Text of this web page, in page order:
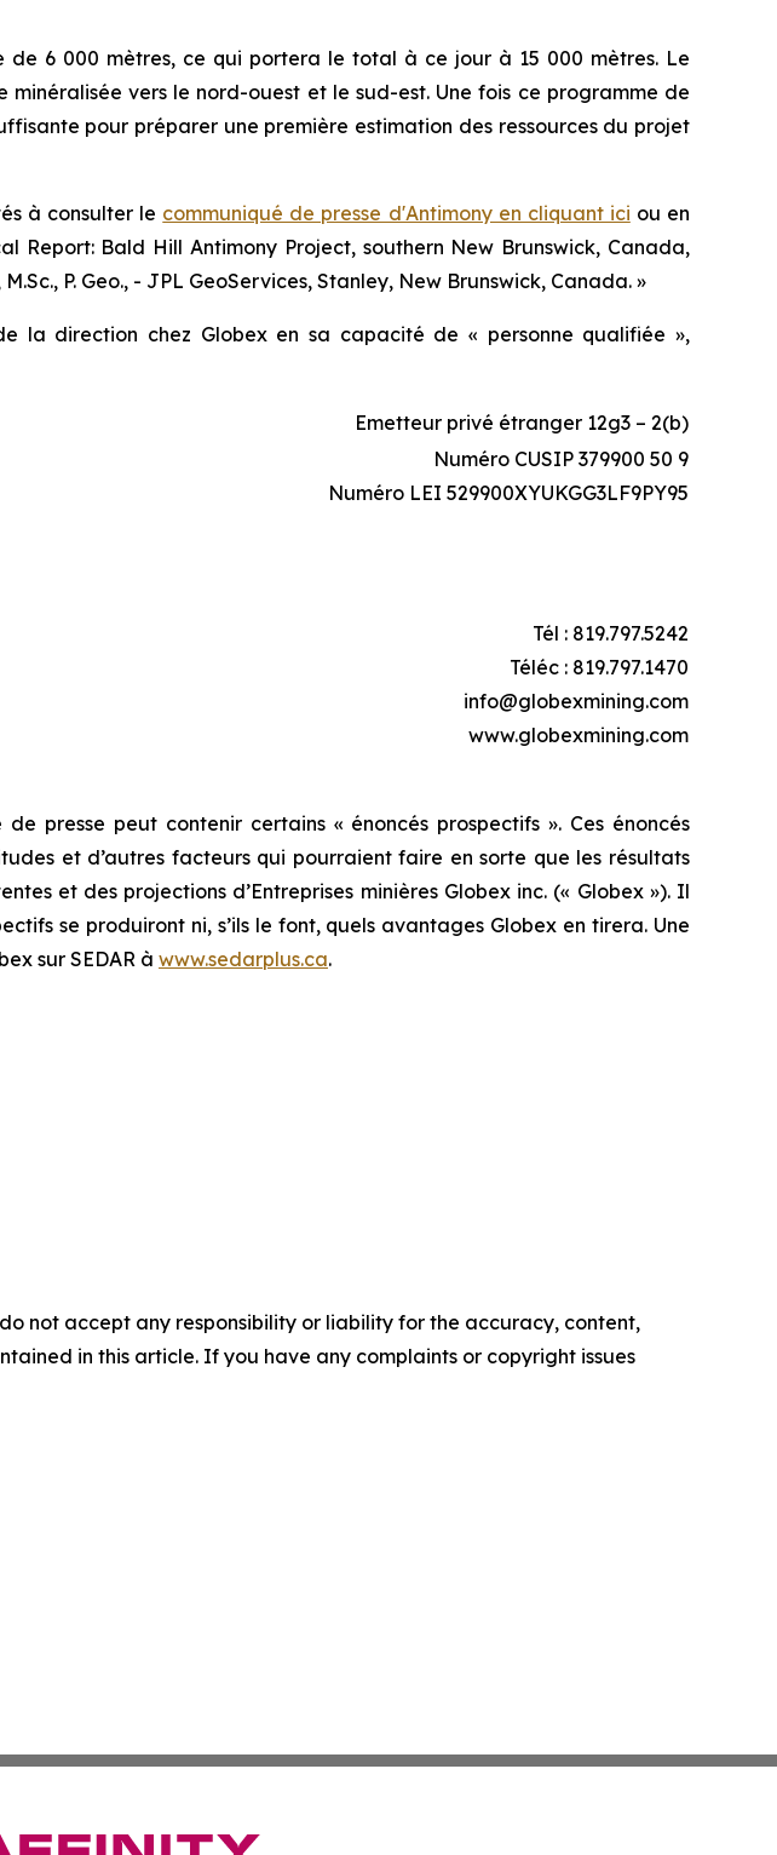
de 6 000 mètres, ce qui portera le total à ce jour à 15 000 mètres. Le
vers le nord-ouest et le sud-est. Une fois ce programme de
pour préparer une première estimation des ressources du projet
à consulter le communiqué de presse d'Antimony en cliquant ici ou en
Report: Bald Hill Antimony Project, southern New Brunswick, Canada,
P. Geo., - JPL GeoServices, Stanley, New Brunswick, Canada. »
la direction chez Globex en sa capacité de « personne qualifiée »,
Emetteur privé étranger 12g3 – 2(b)
Numéro CUSIP 379900 50 9
Numéro LEI 529900XYUKGG3LF9PY95
Tél : 819.797.5242
Téléc : 819.797.1470
info@globexmining.com
www.globexmining.com
presse peut contenir certains « énoncés prospectifs ». Ces énoncés
et d’autres facteurs qui pourraient faire en sorte que les résultats
et des projections d’Entreprises minières Globex inc. (« Globex »). Il
se produiront ni, s’ils le font, quels avantages Globex en tirera. Une
sur SEDAR à www.sedarplus.ca.
not accept any responsibility or liability for the accuracy, content,
in this article. If you have any complaints or copyright issues